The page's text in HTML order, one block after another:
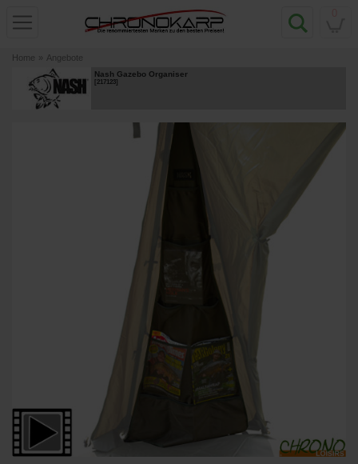
Home » Angebote
Nash Gazebo Organiser
[217123]